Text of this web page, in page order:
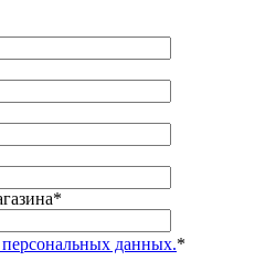
*
персональных данных.*